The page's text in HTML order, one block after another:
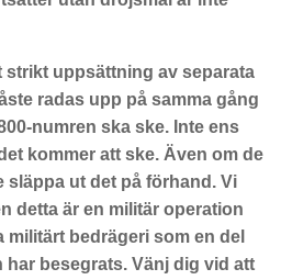
strikt uppsättning av separata
radas upp på samma gång
numren ska ske. Inte ens
kommer att ske. Även om de
släppa ut det på förhand. Vi
detta är en militär operation
bedrägeri som en del
besegrats. Vänj dig vid att